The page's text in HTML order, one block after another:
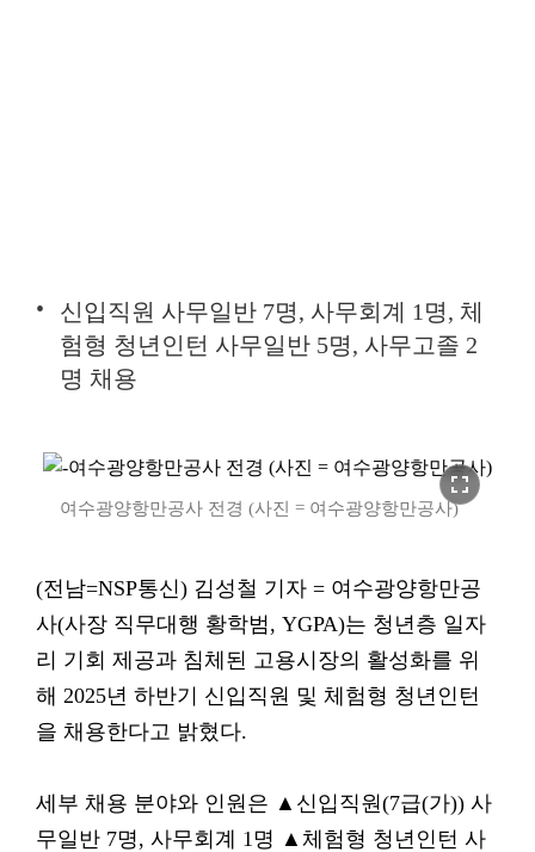
신입직원 사무일반 7명, 사무회계 1명, 체
험형 청년인턴 사무일반 5명, 사무고졸 2
명 채용
fullscreen
여수광양항만공사 전경 (사진 = 여수광양항만공사)
(전남=NSP통신) 김성철 기자 = 여수광양항만공
사(사장 직무대행 황학범, YGPA)는 청년층 일자
리 기회 제공과 침체된 고용시장의 활성화를 위
해 2025년 하반기 신입직원 및 체험형 청년인턴
을 채용한다고 밝혔다.
세부 채용 분야와 인원은 ▲신입직원(7급(가)) 사
무일반 7명, 사무회계 1명 ▲체험형 청년인턴 사